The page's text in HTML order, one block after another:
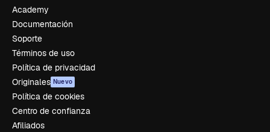
Academy
Documentación
Soporte
Términos de uso
Política de privacidad
Originales Nuevo
Política de cookies
Centro de confianza
Afiliados